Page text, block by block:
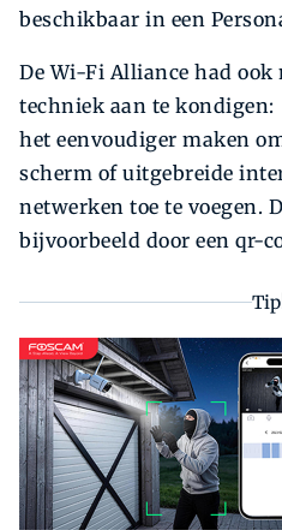
beschikbaar in een
De Wi-Fi Alliance had ook
techniek aan te kondigen:
het eenvoudiger maken
scherm of uitgebreide
netwerken toe te voegen.
bijvoorbeeld door een qr-